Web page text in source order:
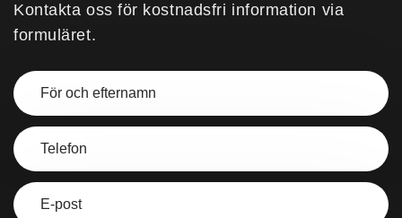
Kontakta oss för kostnadsfri information via
formuläret.